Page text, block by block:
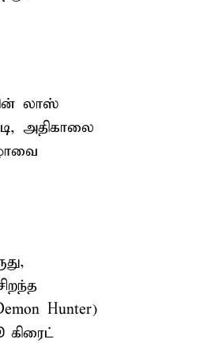
லாஸ்
அதிகாலை
Hunter)
கிரைட்